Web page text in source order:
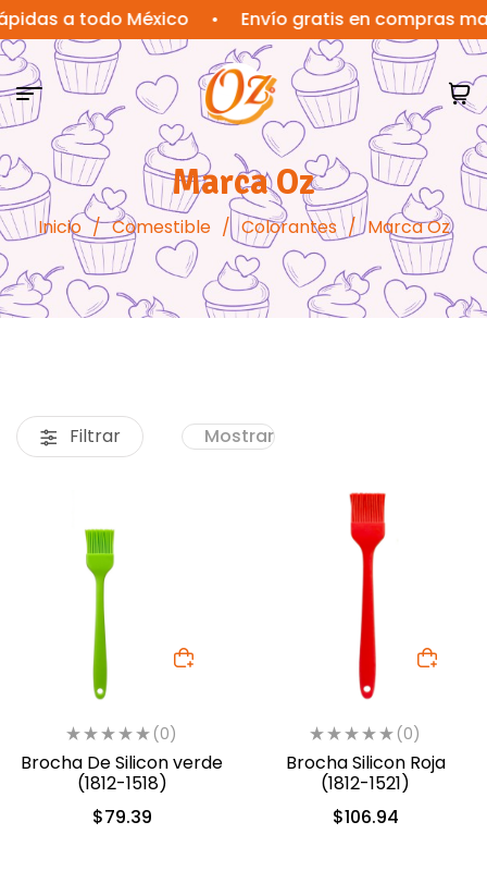
a todo México • Envío gratis en compras mayores
Marca Oz
Inicio / Comestible / Colorantes / Marca Oz
Filtrar Mostrar
(0)
Brocha De Silicon verde
(1812-1518)
$79.39
(0)
Brocha Silicon Roja
(1812-1521)
$106.94